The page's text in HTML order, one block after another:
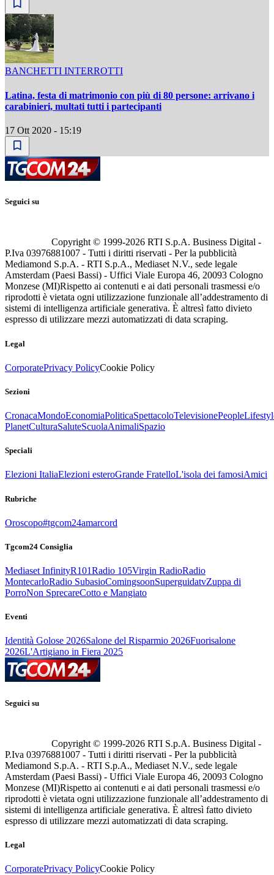
BANCHETTI INTERROTTI
Latina, festa di matrimonio con più di 80 persone: arrivano i
carabinieri, multati tutti i partecipanti
17 Ott 2020 - 15:19
Seguici su
Copyright © 1999-2026 RTI S.p.A. Business Digital -
P.Iva 03976881007 - Tutti i diritti riservati - Per la pubblicità
Mediamond S.p.A. - RTI S.p.A., Mediaset N.V., sede legale
Amsterdam (Paesi Bassi) - Uffici Viale Europa 46, 20093 Cologno
Monzese (MI)Rispetto ai contenuti e ai dati personali trasmessi e/o
riprodotti è vietata ogni utilizzazione funzionale all’addestramento di
sistemi di intelligenza artificiale generativa. È altresì fatto divieto
espresso di utilizzare mezzi automatizzati di data scraping.
Legal
CorporatePrivacy PolicyCookie Policy
Sezioni
CronacaMondoEconomiaPoliticaSpettacoloTelevisionePeople
PlanetCulturaSaluteScuolaAnimaliSpazio
Speciali
Elezioni ItaliaElezioni esteroGrande FratelloL'isola dei famosiAmici
Rubriche
Oroscopo#tgcom24amarcord
Tgcom24 Consiglia
Mediaset InfinityR101Radio 105Virgin RadioRadio
MontecarloRadio SubasioComingsoonSuperguidatvZuppa di
PorroNon SprecareCotto e Mangiato
Eventi
Identità Golose 2026Salone del Risparmio 2026Fuorisalone
2026L'Artigiano in Fiera 2025
Seguici su
Copyright © 1999-2026 RTI S.p.A. Business Digital -
P.Iva 03976881007 - Tutti i diritti riservati - Per la pubblicità
Mediamond S.p.A. - RTI S.p.A., Mediaset N.V., sede legale
Amsterdam (Paesi Bassi) - Uffici Viale Europa 46, 20093 Cologno
Monzese (MI)Rispetto ai contenuti e ai dati personali trasmessi e/o
riprodotti è vietata ogni utilizzazione funzionale all’addestramento di
sistemi di intelligenza artificiale generativa. È altresì fatto divieto
espresso di utilizzare mezzi automatizzati di data scraping.
Legal
CorporatePrivacy PolicyCookie Policy